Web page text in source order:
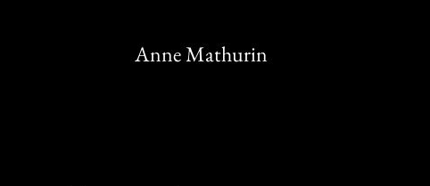
Anne Mathurin